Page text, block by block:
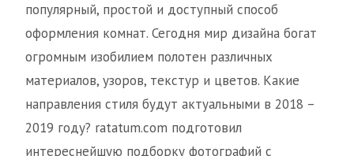
популярный, простой и доступный способ
оформления комнат. Сегодня мир дизайна богат
огромным изобилием полотен различных
материалов, узоров, текстур и цветов. Какие
направления стиля будут актуальными в 2018 –
2019 году? ratatum.com подготовил
интереснейшую подборку фотографий с